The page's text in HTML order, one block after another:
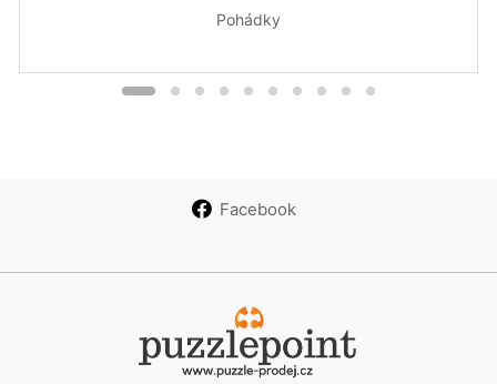
Pohádky
Facebook